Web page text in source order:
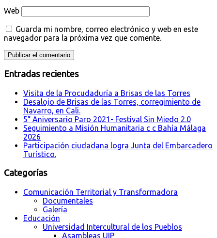
Web
Guarda mi nombre, correo electrónico y web en este
navegador para la próxima vez que comente.
Entradas recientes
Visita de la Procudaduría a Brisas de las Torres
Desalojo de Brisas de las Torres, corregimiento de
Navarro, en Cali.
5° Aniversario Paro 2021- Festival Sin Miedo 2.0
Seguimiento a Misión Humanitaria c c Bahía Málaga
2026
Participación ciudadana logra Junta del Embarcadero
Turístico.
Categorías
Comunicación Territorial y Transformadora
Documentales
Galería
Educación
Universidad Intercultural de los Pueblos
Asambleas UIP